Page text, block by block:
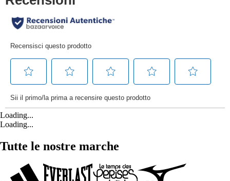
Loading...
Loading...
Tutte le nostre marche